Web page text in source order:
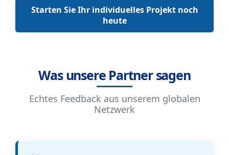
Starten Sie Ihr individuelles Projekt noch
heute
Was unsere Partner sagen
Echtes Feedback aus unserem globalen
Netzwerk